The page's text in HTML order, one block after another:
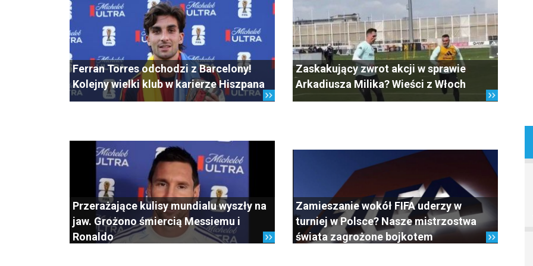
Ferran Torres odchodzi z Barcelony!
Kolejny wielki klub w karierze Hiszpana
Zaskakujący zwrot akcji w sprawie
Arkadiusza Milika? Wieści z Włoch
Przerażające kulisy mundialu wyszły na
jaw. Grożono śmiercią Messiemu i
Ronaldo
Zamieszanie wokół FIFA uderzy w
turniej w Polsce? Nasze mistrzostwa
świata zagrożone bojkotem